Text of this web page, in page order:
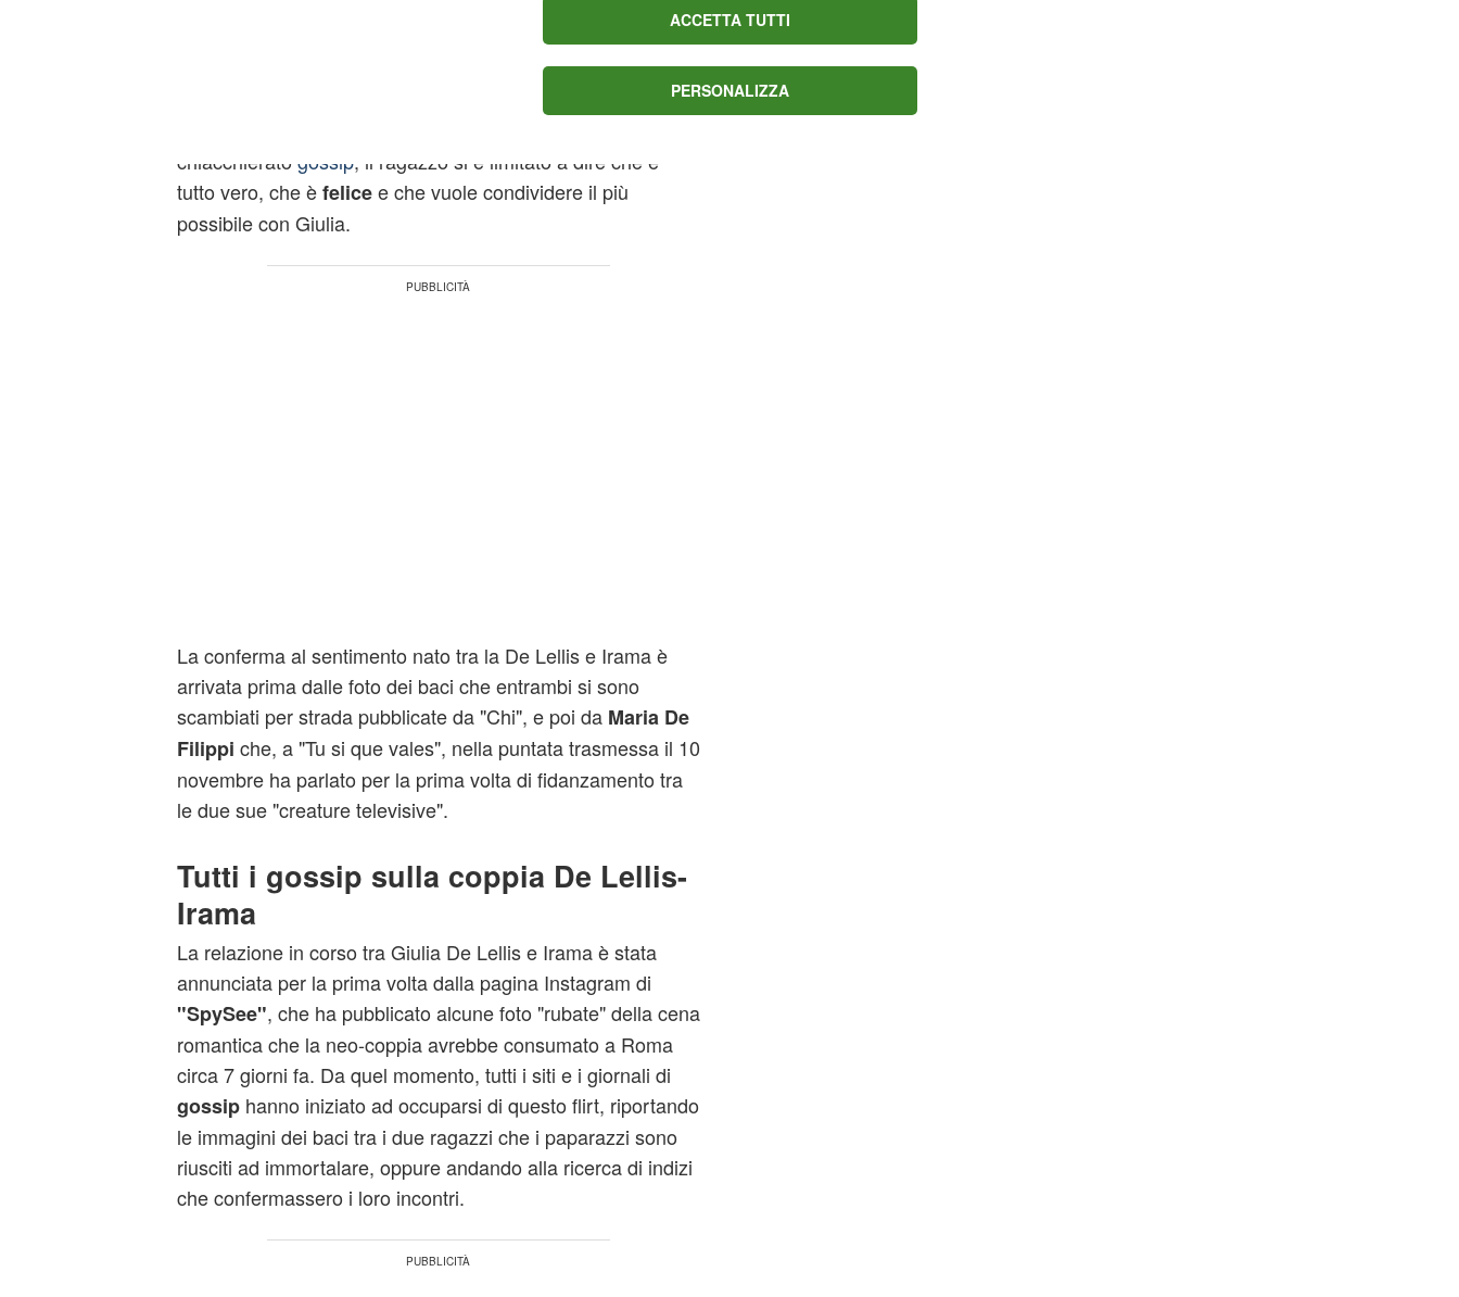
Anche Filippo Maria Fanti (vero nome di Irama), ospite al
è apparso piuttosto reticentenel
dire qualcosa sul flirt con l'ex fidanzata di Andrea Damante:
chiacchierato gossip, il ragazzo si è limitato a dire che è
tutto vero, che èfelicee che vuole condividere il più
possibile con Giulia.
La conferma al sentimento nato tra la De Lellis e Irama è
arrivata prima dalle foto dei baci che entrambi si sono
scambiati per strada pubblicate da "Chi", e poi da Maria De
Filippi che, a "Tu si que vales", nella puntata trasmessa il 10
novembre ha parlato per la prima volta di fidanzamento tra
le due sue "creature televisive".
Tutti i gossip sulla coppia De Lellis-
Irama
La relazione in corso tra Giulia De Lellis e Irama è stata
annunciata per la prima volta dalla pagina Instagram di
"SpySee", che ha pubblicato alcune foto "rubate" della cena
romantica che la neo-coppia avrebbe consumato a Roma
circa 7 giorni fa. Da quel momento, tutti i siti e i giornali di
gossiphanno iniziato ad occuparsi di questo flirt, riportando
le immagini dei baci tra i due ragazzi che i paparazzi sono
riusciti ad immortalare, oppure andando alla ricerca di indizi
che confermassero i loro incontri.
ACCETTA TUTTI
PERSONALIZZA